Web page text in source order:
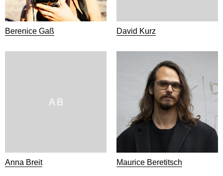
Berenice Gaß David Kurz
A B
Anna Breit Maurice Beretitsch